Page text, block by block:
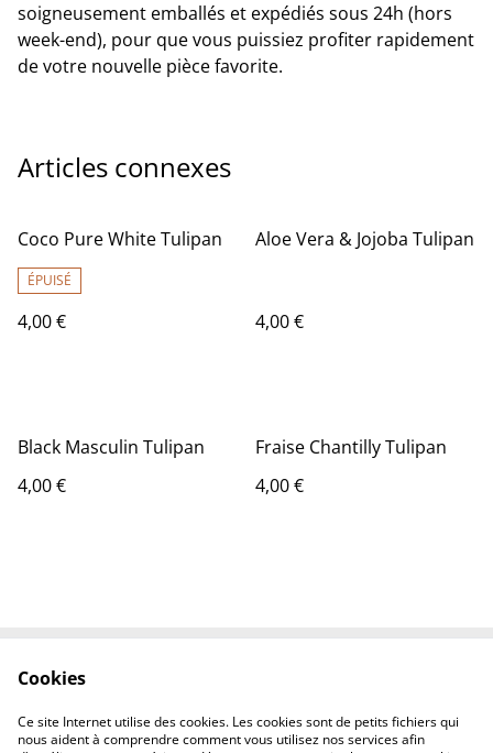
soigneusement emballés et expédiés sous 24h (hors
week-end), pour que vous puissiez profiter rapidement
de votre nouvelle pièce favorite.
Articles connexes
Coco Pure White Tulipan
ÉPUISÉ
4,00 €
Aloe Vera & Jojoba Tulipan
4,00 €
Black Masculin Tulipan
4,00 €
Fraise Chantilly Tulipan
4,00 €
Politique de
confidentialité
Politique de cookies
Cookies
Ce site Internet utilise des cookies. Les cookies sont de petits fichiers qui
nous aident à comprendre comment vous utilisez nos services afin